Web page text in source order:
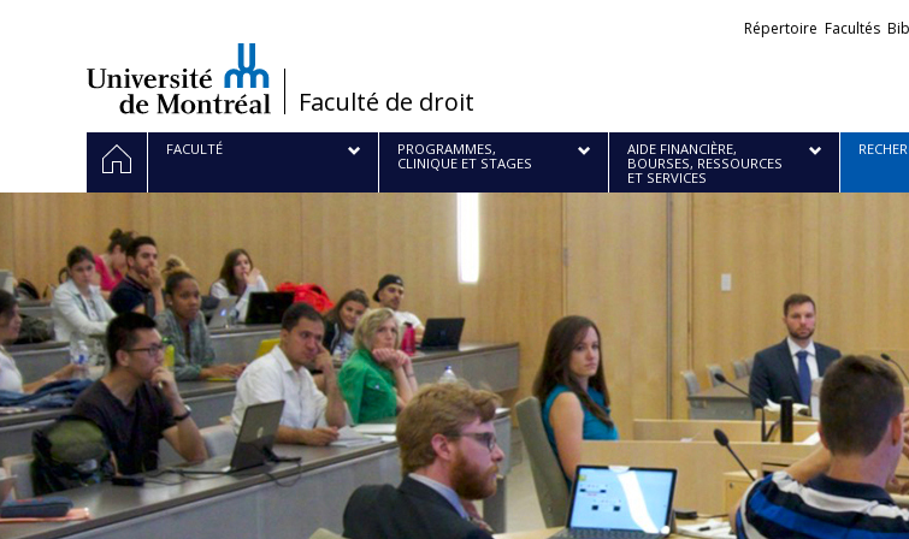
/Faculté de droit
Liens
Répertoire Facultés
Navigation
principale
ACCUEILFACULTÉ
PROGRAMMES,
CLINIQUE ET STAGES
AIDE FINANCIÈRE,
BOURSES, RESSOURCES
ET SERVICES